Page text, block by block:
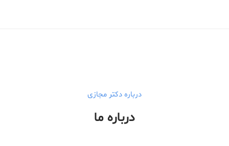
درباره دکتر مجازی
درباره ما